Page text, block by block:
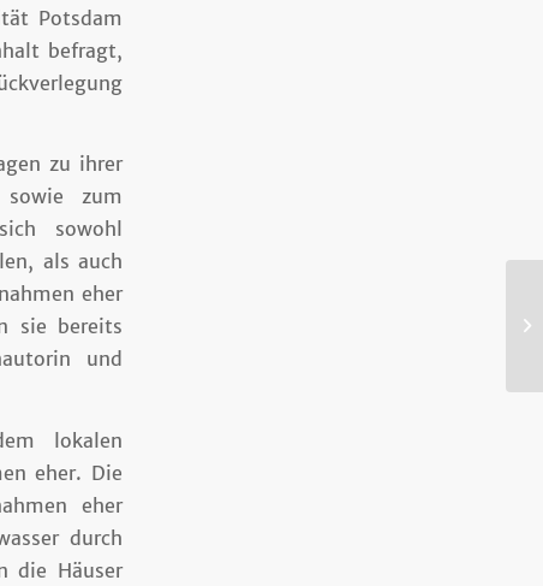
Potsdam
befragt,
zu ihrer
zum
sowohl
als auch
eher
sie bereits
und
lokalen
eher. Die
eher
durch
die Häuser